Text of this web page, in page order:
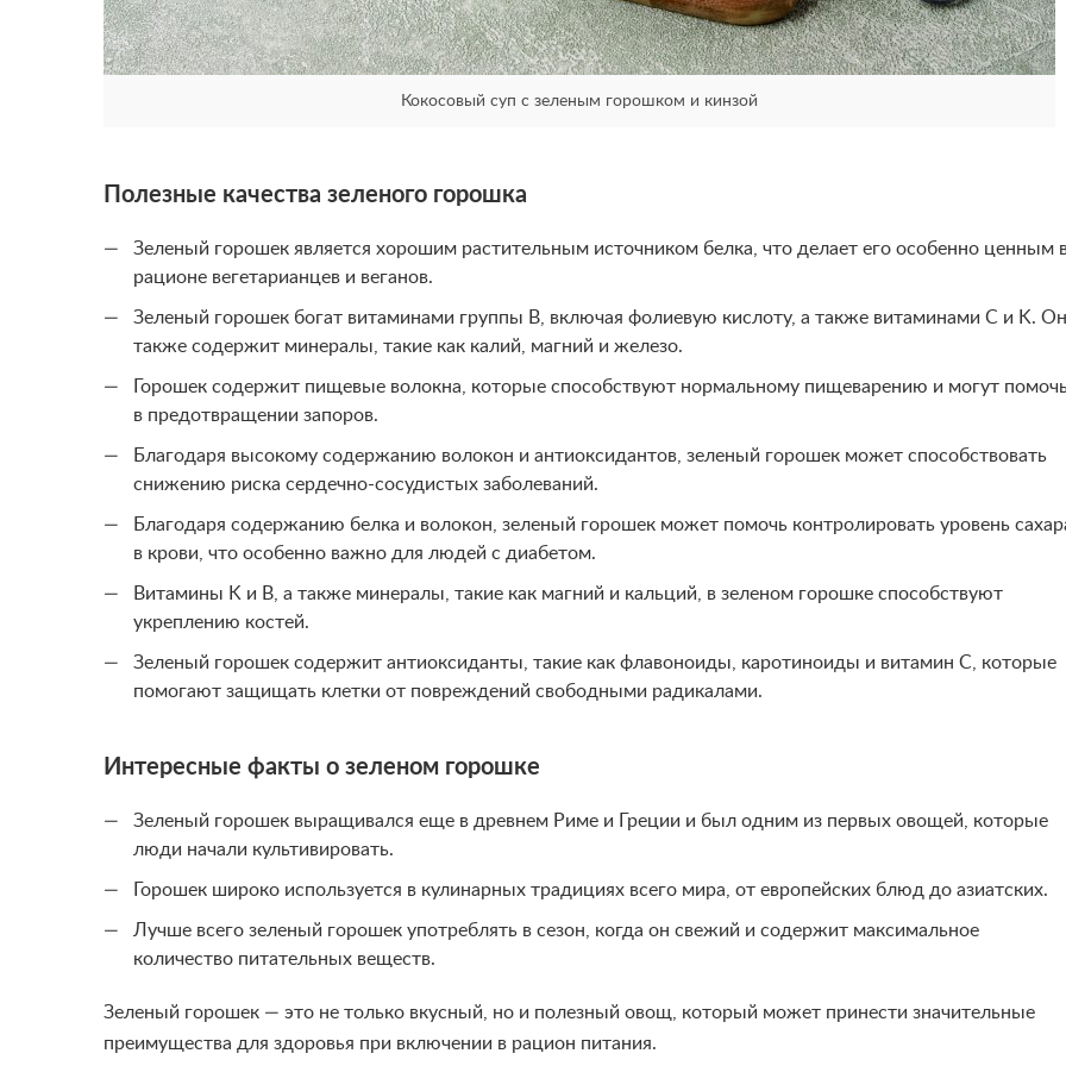
Кокосовый суп с зеленым горошком и кинзой
Полезные качества зеленого горошка
Зеленый горошек является хорошим растительным источником белка, что делает его особенно ценным
рационе вегетарианцев и веганов.
Зеленый горошек богат витаминами группы B, включая фолиевую кислоту, а также витаминами C и K. Он
также содержит минералы, такие как калий, магний и железо.
Горошек содержит пищевые волокна, которые способствуют нормальному пищеварению и могут
в предотвращении запоров.
Благодаря высокому содержанию волокон и антиоксидантов, зеленый горошек может способствовать
снижению риска сердечно-сосудистых заболеваний.
Благодаря содержанию белка и волокон, зеленый горошек может помочь контролировать уровень
в крови, что особенно важно для людей с диабетом.
Витамины K и B, а также минералы, такие как магний и кальций, в зеленом горошке способствуют
укреплению костей.
Зеленый горошек содержит антиоксиданты, такие как флавоноиды, каротиноиды и витамин C, которые
помогают защищать клетки от повреждений свободными радикалами.
Интересные факты о зеленом горошке
Зеленый горошек выращивался еще в древнем Риме и Греции и был одним из первых овощей, которые
люди начали культивировать.
Горошек широко используется в кулинарных традициях всего мира, от европейских блюд до азиатских.
Лучше всего зеленый горошек употреблять в сезон, когда он свежий и содержит максимальное
количество питательных веществ.
Зеленый горошек — это не только вкусный, но и полезный овощ, который может принести значительные
преимущества для здоровья при включении в рацион питания.